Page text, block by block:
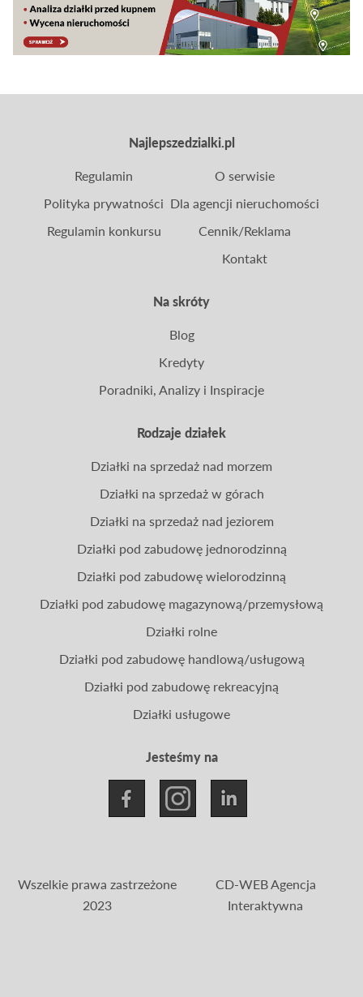
wzrost cen energii oddziałuje na rynek, oraz czy
domy o niższym zapotrzebowaniu na energię
rzeczywiście sprzedają się szybciej niż pozostałe.
Najlepszedzialki.pl
Na skróty
Rodzaje działek
Jesteśmy na
Regulamin
Polityka prywatności
Regulamin konkursu
O serwisie
Dla agencji nieruchomości
Cennik/Reklama
Kontakt
Blog
Kredyty
Poradniki, Analizy i Inspiracje
Działki na sprzedaż nad morzem
Działki na sprzedaż w górach
Działki na sprzedaż nad jeziorem
Działki pod zabudowę jednorodzinną
Działki pod zabudowę wielorodzinną
Działki pod zabudowę magazynową/przemysłową
Działki rolne
Działki pod zabudowę handlową/usługową
Działki pod zabudowę rekreacyjną
Działki usługowe
Wszelkie prawa zastrzeżone
2023
CD-WEB Agencja
Interaktywna